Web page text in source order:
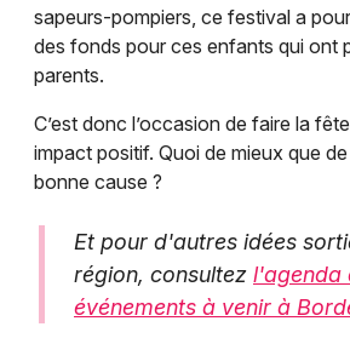
sapeurs-pompiers, ce festival a
des fonds pour ces enfants qui ont
parents.
C’est donc l’occasion de faire la
impact positif. Quoi de mieux que de
bonne cause ?
Et pour d'autres idées
région, consultez l'agenda
événements à venir à